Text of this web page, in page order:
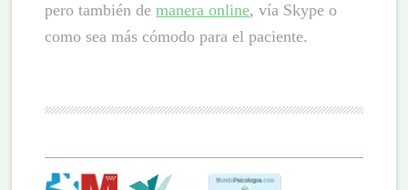
pero también demanera online, vía Skype o
como sea más cómodo para el paciente.